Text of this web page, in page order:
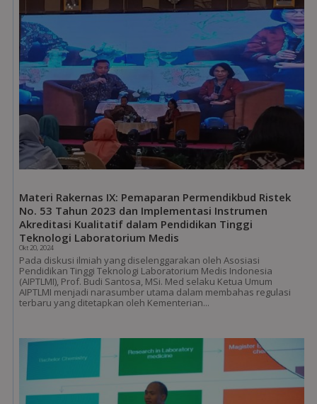
Materi Rakernas IX: Pemaparan Permendikbud Ristek
No. 53 Tahun 2023 dan Implementasi Instrumen
Akreditasi Kualitatif dalam Pendidikan Tinggi
Teknologi Laboratorium Medis
Okt 20, 2024
Pada diskusi ilmiah yang diselenggarakan oleh Asosiasi
Pendidikan Tinggi Teknologi Laboratorium Medis Indonesia
(AIPTLMI), Prof. Budi Santosa, MSi. Med selaku Ketua Umum
AIPTLMI menjadi narasumber utama dalam membahas regulasi
terbaru yang ditetapkan oleh Kementerian...